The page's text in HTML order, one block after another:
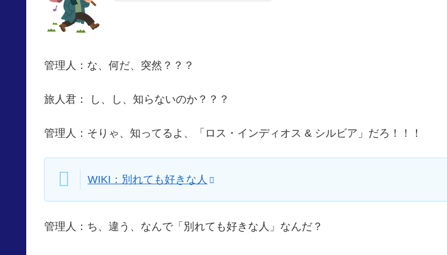
管理人：な、何だ、突然？？？
旅人君： し、し、知らないのか？？？
管理人：そりゃ、知ってるよ、「ロス・インディオス & シルビア」だろ！！！
WIKI：別れても好きな人
管理人：ち、違う、なんで「別れても好きな人」なんだ？